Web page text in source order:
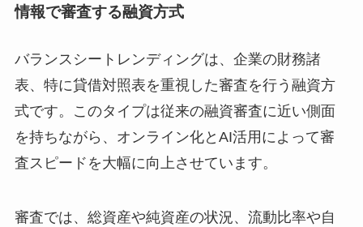
情報で審査する融資方式
バランスシートレンディングは、企業の財務諸
表、特に貸借対照表を重視した審査を行う融資方
式です。このタイプは従来の融資審査に近い側面
を持ちながら、オンライン化とAI活用によって審
査スピードを大幅に向上させています。
審査では、総資産や純資産の状況、流動比率や自